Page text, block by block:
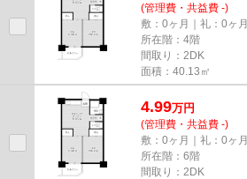
(管理費・共益費 -)
敷：0ヶ月｜礼：0ヶ月
所在階：4階
間取り：2DK
面積：40.13㎡
4.99万円
(管理費・共益費 -)
敷：0ヶ月｜礼：0ヶ月
所在階：6階
間取り：2DK